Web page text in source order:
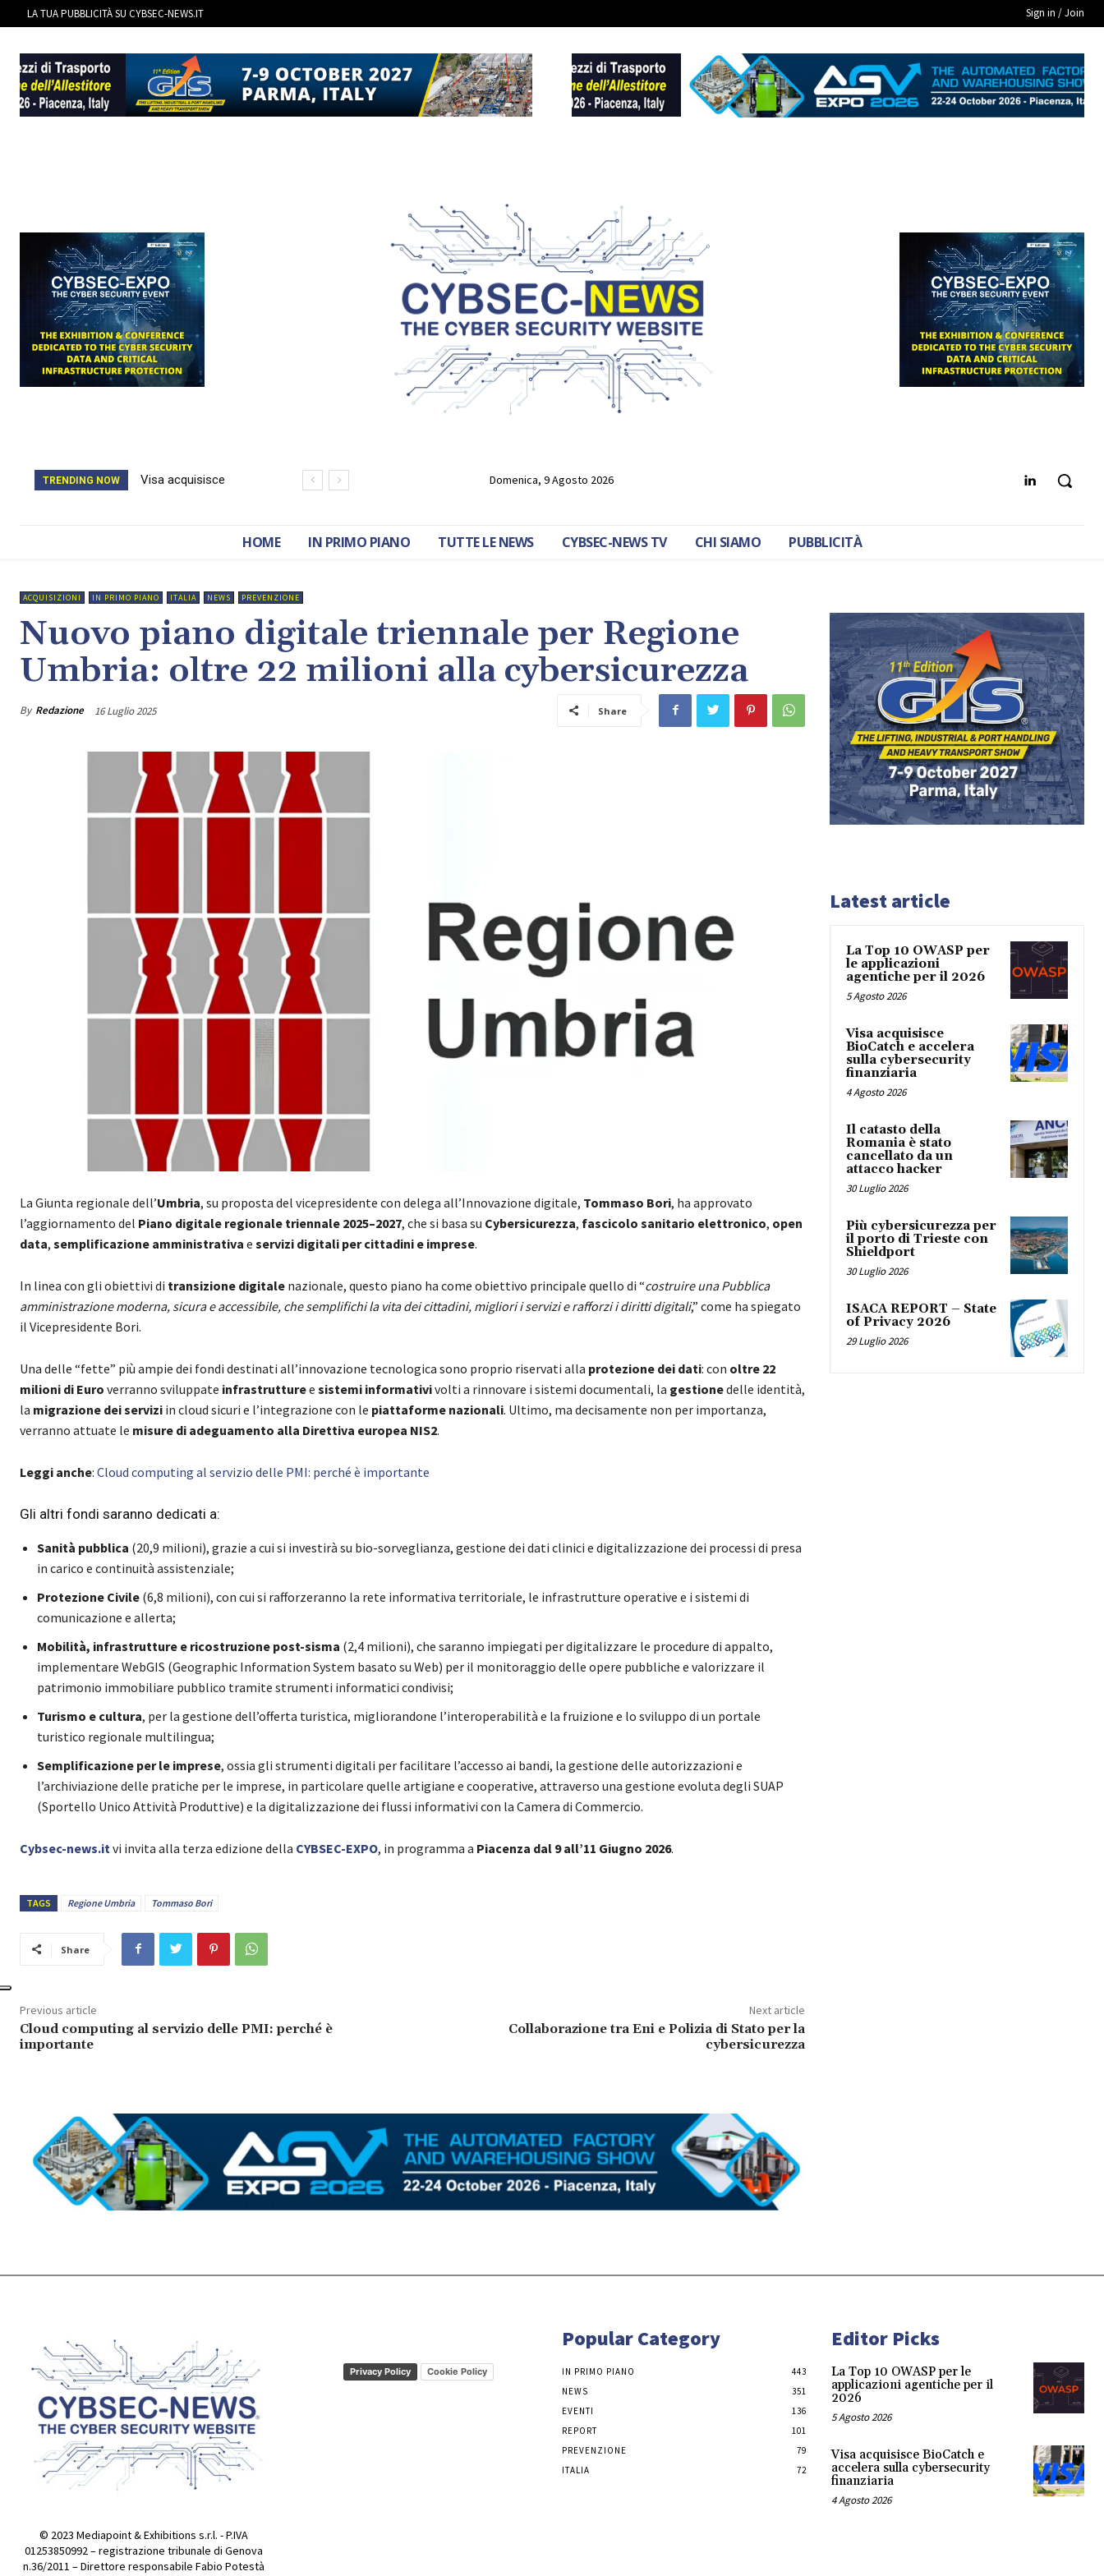
LA TUA PUBBLICITÀ SU CYBSEC-NEWS.IT Sign in / Join
TRENDING NOW
Visa acquisisce
Il catasto della
Domenica, 9 Agosto 2026
HOME IN PRIMO PIANO TUTTE LE NEWS CYBSEC-NEWS TV CHI SIAMO PUBBLICITÀ
ACQUISIZIONI IN PRIMO PIANO ITALIA NEWS PREVENZIONE
Nuovo piano digitale triennale per Regione
Umbria: oltre 22 milioni alla cybersicurezza
By Redazione 16 Luglio 2025 Share
La Giunta regionale dell’Umbria, su proposta del vicepresidente con delega all’Innovazione digitale, Tommaso Bori, ha approvato
l’aggiornamento del Piano digitale regionale triennale 2025–2027, che si basa su Cybersicurezza, fascicolo sanitario elettronico, open
data, semplificazione amministrativa e servizi digitali per cittadini e imprese.
In linea con gli obiettivi di transizione digitale nazionale, questo piano ha come obiettivo principale quello di “costruire una Pubblica
amministrazione moderna, sicura e accessibile, che semplifichi la vita dei cittadini, migliori i servizi e rafforzi i diritti digitali,” come ha spiegato
il Vicepresidente Bori.
Una delle “fette” più ampie dei fondi destinati all’innovazione tecnologica sono proprio riservati alla protezione dei dati: con oltre 22
milioni di Euro verranno sviluppate infrastrutturee sistemi informativivolti a rinnovare i sistemi documentali, la gestionedelle identità,
la migrazione dei servizi in cloud sicuri e l’integrazione con le piattaforme nazionali. Ultimo, ma decisamente non per importanza,
verranno attuate le misure di adeguamento alla Direttiva europea NIS2.
Leggi anche: Cloud computing al servizio delle PMI: perché è importante
Gli altri fondi saranno dedicati a:
Sanità pubblica (20,9 milioni), grazie a cui si investirà su bio-sorveglianza, gestione dei dati clinici e digitalizzazione dei processi di presa
in carico e continuità assistenziale;
Protezione Civile (6,8 milioni), con cui si rafforzeranno la rete informativa territoriale, le infrastrutture operative e i sistemi di
comunicazione e allerta;
Mobilità, infrastrutture e ricostruzione post-sisma (2,4 milioni), che saranno impiegati per digitalizzare le procedure di appalto,
implementare WebGIS (Geographic Information System basato su Web) per il monitoraggio delle opere pubbliche e valorizzare il
patrimonio immobiliare pubblico tramite strumenti informatici condivisi;
Turismo e cultura, per la gestione dell’offerta turistica, migliorandone l’interoperabilità e la fruizione e lo sviluppo di un portale
turistico regionale multilingua;
Semplificazione per le imprese, ossia gli strumenti digitali per facilitare l’accesso ai bandi, la gestione delle autorizzazioni e
l’archiviazione delle pratiche per le imprese, in particolare quelle artigiane e cooperative, attraverso una gestione evoluta degli SUAP
(Sportello Unico Attività Produttive) e la digitalizzazione dei flussi informativi con la Camera di Commercio.
Cybsec-news.it vi invita alla terza edizione della CYBSEC-EXPO, in programma a Piacenza dal 9 all’11 Giugno 2026.
TAGS Regione Umbria Tommaso Bori
Share
Previous article
Cloud computing al servizio delle PMI: perché è
importante
Next article
Collaborazione tra Eni e Polizia di Stato per la
cybersicurezza
Latest article
La Top 10 OWASP per
le applicazioni
agentiche per il 2026
5 Agosto 2026
Visa acquisisce
BioCatch e accelera
sulla cybersecurity
finanziaria
4 Agosto 2026
Il catasto della
Romania è stato
cancellato da un
attacco hacker
30 Luglio 2026
Più cybersicurezza per
il porto di Trieste con
Shieldport
30 Luglio 2026
ISACA REPORT – State
of Privacy 2026
29 Luglio 2026
© 2023 Mediapoint & Exhibitions s.r.l. - P.IVA
01253850992 – registrazione tribunale di Genova
n.36/2011 – Direttore responsabile Fabio Potestà
Privacy Policy Cookie Policy
Popular Category
IN PRIMO PIANO
443
NEWS
351
EVENTI
136
REPORT
101
PREVENZIONE
79
ITALIA
72
Editor Picks
La Top 10 OWASP per le
applicazioni agentiche per il
2026
5 Agosto 2026
Visa acquisisce BioCatch e
accelera sulla cybersecurity
finanziaria
4 Agosto 2026